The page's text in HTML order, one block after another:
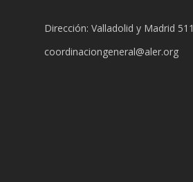
Dirección: Valladolid y Madrid 511
coordinaciongeneral@aler.org